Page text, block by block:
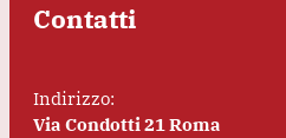
Contatti
Indirizzo:
Via Condotti 21 Roma